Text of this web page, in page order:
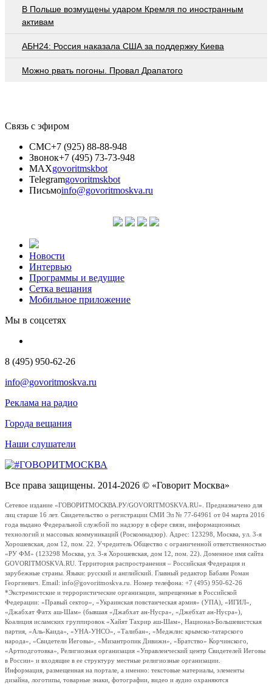
В Польше возмущены ударом Кремля по иностранным
активам
АБН24: Россия наказала США за поддержку Киева
Можно рвать погоны. Провал Драпатого
Связь с эфиром
СМС+7 (925) 88-88-948
Звонок+7 (495) 73-73-948
MAXgovoritmskbot
Telegramgovoritmskbot
Письмоinfo@govoritmoskva.ru
Новости
Интервью
Программы и ведущие
Сетка вещания
Мобильное приложение
Мы в соцсетях
8 (495) 950-62-26
info@govoritmoskva.ru
Реклама на радио
Города вещания
Наши слушатели
Все права защищены. 2014-2026 © «Говорит Москва»
Сетевое издание «ГОВОРИТМОСКВА.РУ/GOVORITMOSKVA.RU». Предназначено для
лиц старше 16 лет. Свидетельство о регистрации СМИ Эл № 77-64961 от 04 марта 2016
года выдано Федеральной службой по надзору в сфере связи, информационных
технологий и массовых коммуникаций (Роскомнадзор). Адрес: 123298, Москва, ул. 3-я
Хорошевская, дом 12, пом. 22. Учредитель Общество с ограниченной ответственностью
«РУ ФМ» (123298 Москва, ул. 3-я Хорошевская, дом 12, пом. 22). Доменное имя сайта
GOVORITMOSKVA.RU. Территория распространения – Российская Федерация и
зарубежные страны. Языки: русский и английский. Главный редактор Бабаян Роман
Георгиевич. Email: info@govoritmoskva.ru. Номер телефона: +7 (495) 950-62-26
*Экстремистские и террористические организации, запрещенные в Российской
Федерации: «Правый сектор», «Украинская повстанческая армия» (УПА), «ИГИЛ»,
«Джабхат Фатх аш-Шам» (бывшая «Джабхат ан-Нусра», «Джебхат ан-Нусра»),
Коалиция исламских группировок «Хайят Тахрир аш-Шам», Национал-Большевистская
партия, «Аль-Каида», «УНА-УНСО», «Талибан», «Меджлис крымско-татарского
народа», «Свидетели Иеговы», «Мизантропик Дивижн», «Братство» Корчинского,
«Артподготовка», Религиозная организация «Управленческий центр Свидетелей Иеговы
в России» и входящие в ее структуру местные религиозные организации.
Информация, размещенная на портале, а именно: текстовые материалы, элементы
дизайна, логотипы, товарные знаки, фотографии, видео и аудио охраняются